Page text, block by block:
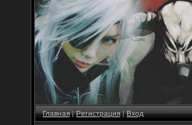
Главная|Регистрация|Вход